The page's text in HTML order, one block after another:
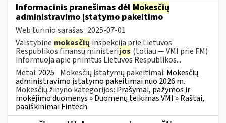
Informacinis pranešimas dėl Mokesčių
administravimo įstatymo pakeitimo
Web turinio sąrašas 2025-07-01
Valstybinė mokesčių inspekcija prie Lietuvos
Respublikos finansų ministerijos (toliau — VMI prie FM)
informuoja apie priimtus Lietuvos Respublikos...
Metai: 2025 Mokesčių įstatymų pakeitimai: Mokesčių
administravimo įstatymo pakeitimai nuo 2026 m.
Mokesčių žinyno kategorijos: Prašymai, pažymos ir
mokėjimo duomenys » Duomenų teikimas VMI » Raštai,
paaiškinimai Fintech